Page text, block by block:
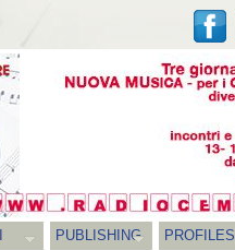
PUBLISHING PROFILES